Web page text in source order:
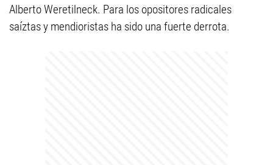
Alberto Weretilneck. Para los opositores radicales
saíztas y mendioristas ha sido una fuerte derrota.